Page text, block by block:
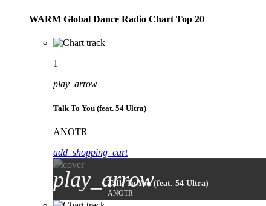
WARM Global Dance Radio Chart Top 20
1
play_arrow
Talk To You (feat. 54 Ultra)
ANOTR
add_shopping_cart
play_arrowTalk To You (feat. 54 Ultra)
ANOTR